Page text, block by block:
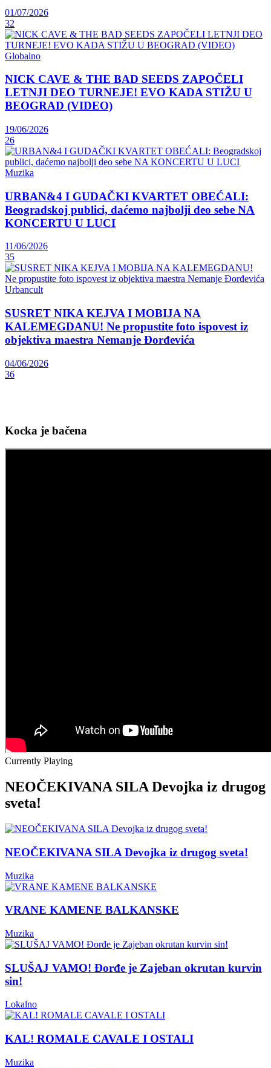
01/07/2026
32
Globalno
NICK CAVE & THE BAD SEEDS ZAPOČELI
LETNJI DEO TURNEJE! EVO KADA STIŽU U
BEOGRAD (VIDEO)
19/06/2026
26
Muzika
URBAN&4 I GUDAČKI KVARTET OBEĆALI:
Beogradskoj publici, daćemo najbolji deo sebe NA
KONCERTU U LUCI
11/06/2026
35
Urbancult
SUSRET NIKA KEJVA I MOBIJA NA
KALEMEGDANU! Ne propustite foto ispovest iz
objektiva maestra Nemanje Đorđevića
04/06/2026
36
Kocka je bačena
Currently Playing
NEOČEKIVANA SILA Devojka iz drugog
sveta!
NEOČEKIVANA SILA Devojka iz drugog sveta!
Muzika
VRANE KAMENE BALKANSKE
Muzika
SLUŠAJ VAMO! Đorđe je Zajeban okrutan kurvin
sin!
Lokalno
KAL! ROMALE CAVALE I OSTALI
Muzika